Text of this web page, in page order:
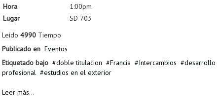
Hora
1:00pm
Lugar
SD 703
Leído 4990 Tiempo
Publicado en Eventos
Etiquetado bajo
doble titulacion Francia Intercambios
desarrollo
profesional
estudios en el exterior
Leer más...